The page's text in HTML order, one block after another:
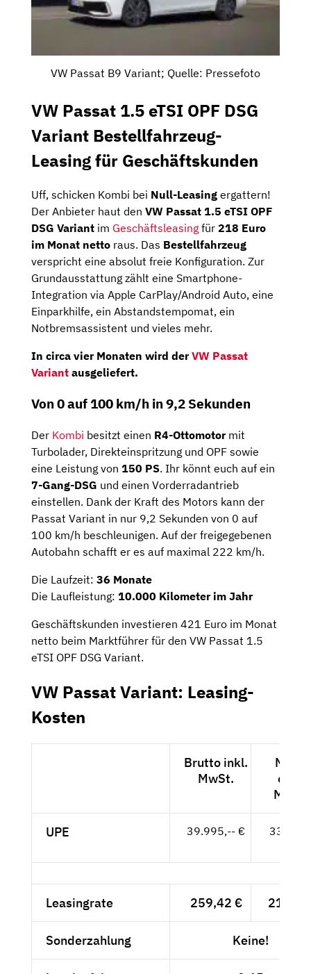
VW Passat B9 Variant; Quelle: Pressefoto
VW Passat 1.5 eTSI OPF DSG
Variant Bestellfahrzeug-
Leasing für Geschäftskunden
Uff, schicken Kombi bei Null-Leasing ergattern!
Der Anbieter haut den VW Passat 1.5 eTSI OPF
DSG Variant im Geschäftsleasing für 218 Euro
im Monat netto raus. Das Bestellfahrzeug
verspricht eine absolut freie Konfiguration. Zur
Grundausstattung zählt eine Smartphone-
Integration via Apple CarPlay/Android Auto, eine
Einparkhilfe, ein Abstandstempomat, ein
Notbremsassistent und vieles mehr.
In circa vier Monaten wird derVW Passat
Variant ausgeliefert.
Von 0 auf 100 km/h in 9,2 Sekunden
Der Kombi besitzt einen R4-Ottomotormit
Turbolader, Direkteinspritzung und OPF sowie
eine Leistung von 150 PS. Ihr könnt euch auf ein
7-Gang-DSG und einen Vorderradantrieb
einstellen. Dank der Kraft des Motors kann der
Passat Variant in nur 9,2 Sekunden von 0 auf
100 km/h beschleunigen. Auf der freigegebenen
Autobahn schafft er es auf maximal 222 km/h.
Die Laufzeit: 36 Monate
Die Laufleistung: 10.000 Kilometer im Jahr
Geschäftskunden investieren 421 Euro im Monat
netto beim Marktführer für den VW Passat 1.5
eTSI OPF DSG Variant.
VW Passat Variant: Leasing-
Kosten
Brutto inkl.
MwSt.
Netto
exkl.
MwSt.
UPE 39.995,-- €
Leasingrate 259,42 € 218,--
Sonderzahlung Keine!